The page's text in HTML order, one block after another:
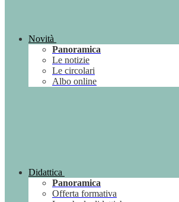
Novità
Panoramica
Le notizie
Le circolari
Albo online
Didattica
Panoramica
Offerta formativa